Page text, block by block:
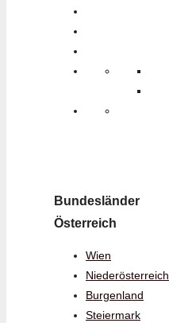
Bundesländer
Österreich
Wien
Niederösterreich
Burgenland
Steiermark